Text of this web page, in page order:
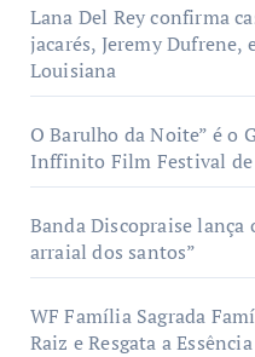
Lana Del Rey confirma
jacarés, Jeremy
Louisiana
O Barulho da Noite” é o
Inffinito Film Festival
Banda Discopraise lança
arraial dos santos”
WF Família Sagrada
Raiz e Resgata a